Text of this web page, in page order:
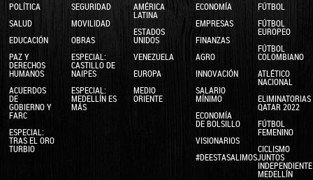
POLÍTICA
SALUD
EDUCACIÓN
PAZ Y
DERECHOS
HUMANOS
ACUERDOS
DE
GOBIERNO Y
FARC
ESPECIAL:
TRAS EL ORO
TURBIO
SEGURIDAD
MOVILIDAD
OBRAS
ESPECIAL:
CASTILLO DE
NAIPES
ESPECIAL:
MEDELLÍN ES
MÁS
AMÉRICA
LATINA
ESTADOS
UNIDOS
VENEZUELA
EUROPA
MEDIO
ORIENTE
ECONOMÍA
EMPRESAS
FINANZAS
AGRO
INNOVACIÓN
SALARIO
MÍNIMO
ECONOMÍA
DE BOLSILLO
VISIONARIOS
#DEESTASALIMOSJUNTOS
FÚTBOL
FÚTBOL
EUROPEO
FÚTBOL
COLOMBIANO
ATLÉTICO
NACIONAL
ELIMINATORIAS
QATAR 2022
FÚTBOL
FEMENINO
CICLISMO
INDEPENDIENTE
MEDELLÍN